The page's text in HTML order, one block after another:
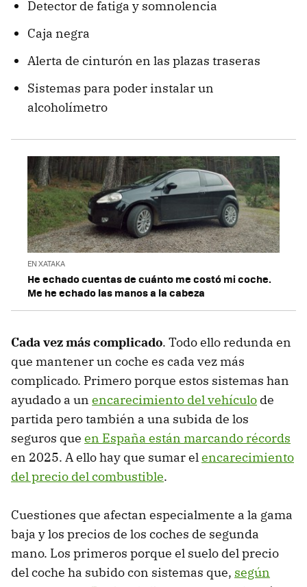
Detector de fatiga y somnolencia
Caja negra
Alerta de cinturón en las plazas traseras
Sistemas para poder instalar un
alcoholímetro
EN XATAKA
He echado cuentas de cuánto me costó mi coche.
Me he echado las manos a la cabeza
Cada vez más complicado. Todo ello redunda en
que mantener un coche es cada vez más
complicado. Primero porque estos sistemas han
ayudado a un encarecimiento del vehículo de
partida pero también a una subida de los
seguros que en España están marcando récords
en 2025. A ello hay que sumar elencarecimiento
del precio del combustible.
Cuestiones que afectan especialmente a la gama
baja y los precios de los coches de segunda
mano. Los primeros porque el suelo del precio
del coche ha subido con sistemas que, según